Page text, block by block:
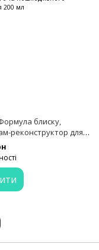
блиску,
реконструктор для
тьмяного та
волосся 200 мл